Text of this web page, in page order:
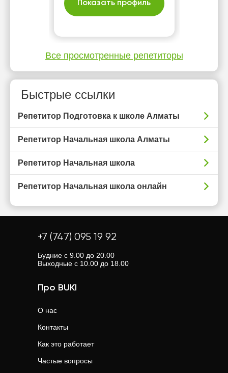
Показать профиль
Все просмотренные репетиторы
Быстрые ссылки
Репетитор Подготовка к школе Алматы
Репетитор Начальная школа Алматы
Репетитор Начальная школа
Репетитор Начальная школа онлайн
+7 (747) 095 19 92
Будние с 9.00 до 20.00
Выходные с 10.00 до 18.00
Про BUKI
О нас
Контакты
Как это работает
Частые вопросы